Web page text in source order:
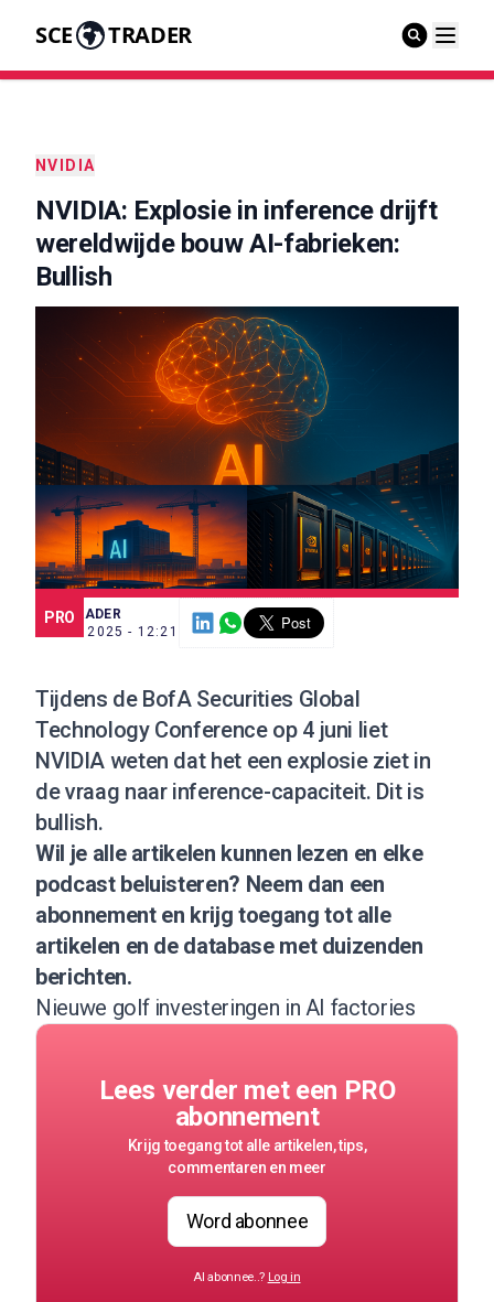
SCE TRADER
NVIDIA
NVIDIA: Explosie in inference drijft
wereldwijde bouw AI-fabrieken:
Bullish
PRO
SCE TRADER
5 JUN. 2025 - 12:21
Tijdens de BofA Securities Global
Technology Conference op 4 juni liet
NVIDIA weten dat het een explosie ziet in
de vraag naar inference-capaciteit. Dit is
bullish.
Wil je alle artikelen kunnen lezen en elke
podcast beluisteren? Neem dan een
abonnementen krijg toegang tot alle
artikelen en de database met duizenden
berichten.
Nieuwe golf investeringen in AI factories
Lees verder met een PRO
abonnement
Krijg toegang tot alle artikelen, tips,
commentaren en meer
Word abonnee
Al abonnee..? Log in